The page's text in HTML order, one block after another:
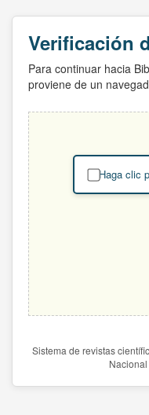
Verificación
Para continuar hacia
proviene de un
Haga clic
Sistema de revistas